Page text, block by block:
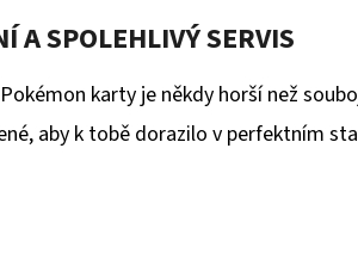
A SPOLEHLIVÝ SERVIS
karty je někdy horší než
aby k tobě dorazilo v perfektním